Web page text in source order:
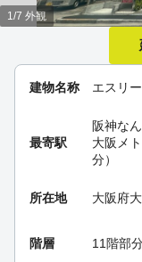
建物名称 エスリ
最寄駅
阪神な
大阪メ
分）
所在地 大阪府
階層 11階部
1/7 外観